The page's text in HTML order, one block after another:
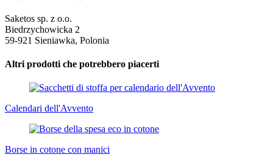
Saketos sp. z o.o.
Biedrzychowicka 2
59-921 Sieniawka, Polonia
Altri prodotti che potrebbero piacerti
Calendari dell'Avvento
Borse in cotone con manici